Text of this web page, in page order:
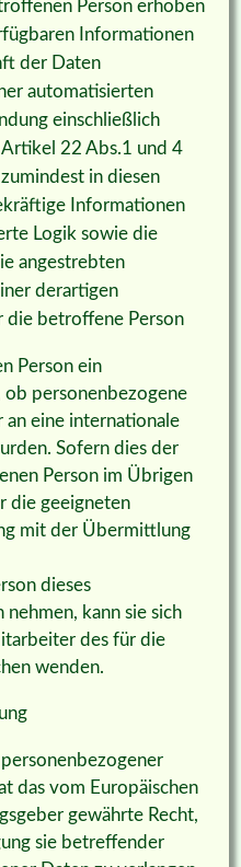
Person erhoben
Informationen
der Daten
automatisierten
einschließlich
22 Abs.1 und 4
in diesen
Informationen
Logik sowie die
angestrebten
derartigen
die betroffene Person
Person ein
personenbezogene
eine internationale
Sofern dies der
Person im Übrigen
die geeigneten
mit der Übermittlung
dieses
kann sie sich
des für die
wenden.
das vom Europäischen
gewährte Recht,
sie betreffender